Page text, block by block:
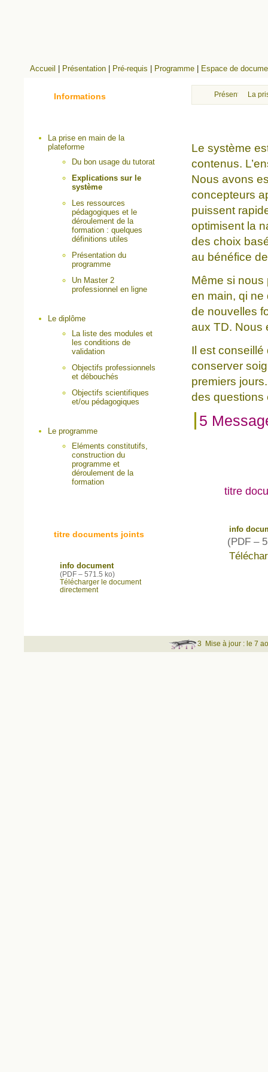
Accueil Présentation Pré-requis Programme Espace de
Présentation
La
Le système
contenus.
Nous avons
concepteurs
puissent
optimisent la
des choix
au bénéfice
Même si nous
en main, qi ne
de nouvelles
aux TD. Nous
Il est conseillé
conserver
premiers
des questions
5
titre
info
(PDF –
Informations
La prise en main de la
plateforme
Du bon usage du tutorat
Explications sur le
système
Les ressources
pédagogiques et le
déroulement de la
formation : quelques
définitions utiles
Présentation du
programme
Un Master 2
professionnel en ligne
Le diplôme
La liste des modules et
les conditions de
validation
Objectifs professionnels
et débouchés
Objectifs scientifiques
et/ou pédagogiques
Le programme
Eléments constitutifs,
construction du
programme et
déroulement de la
formation
titre documents joints
info document
(PDF – 571.5 ko)
Télécharger le document
directement
3 Mise à jour : le 7